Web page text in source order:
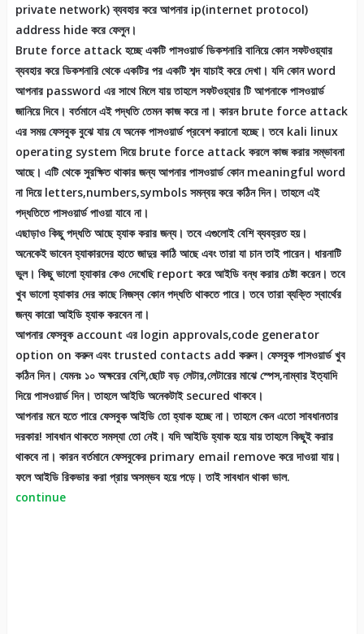
private network) ব্যবহার করে আপনার ip(internet protocol)
address hide করে ফেলুন।
Brute force attack হচ্ছে একটি পাসওয়ার্ড ডিকশনারি বানিয়ে কোন সফটওয়্যার
ব্যবহার করে ডিকশনারি থেকে একটির পর একটি শব্দ যাচাই করে দেখা। যদি কোন word
আপনার password এর সাথে মিলে যায় তাহলে সফটওয়্যার টি আপনাকে পাসওয়ার্ড
জানিয়ে দিবে। বর্তমানে এই পদ্ধতি তেমন কাজ করে না। কারন brute force attack
এর সময় ফেসবুক বুঝে যায় যে অনেক পাসওয়ার্ড প্রবেশ করানো হচ্ছে। তবে kali linux
operating system দিয়ে brute force attack করলে কাজ করার সম্ভাবনা
আছে। এটি থেকে সুরক্ষিত থাকার জন্য আপনার পাসওয়ার্ড কোন meaningful word
না দিয়ে letters,numbers,symbols সমন্বয় করে কঠিন দিন। তাহলে এই
পদ্ধতিতে পাসওয়ার্ড পাওয়া যাবে না।
এছাড়াও কিছু পদ্ধতি আছে হ্যাক করার জন্য। তবে এগুলোই বেশি ব্যবহ্রত হয়।
অনেকেই ভাবেন হ্যাকারদের হাতে জাদুর কাঠি আছে এবং তারা যা চান তাই পারেন। ধারনাটি
ভুল। কিছু ভালো হ্যাকার কেও দেখেছি report করে আইডি বন্ধ করার চেষ্টা করেন। তবে
খুব ভালো হ্যাকার দের কাছে নিজস্ব কোন পদ্ধতি থাকতে পারে। তবে তারা ব্যক্তি স্বার্থের
জন্য কারো আইডি হ্যাক করবেন না।
আপনার ফেসবুক account এর login approvals,code generator
option on করুন এবং trusted contacts add করুন। ফেসবুক পাসওয়ার্ড খুব
কঠিন দিন। যেমনঃ ১০ অক্ষরের বেশি,ছোট বড় লেটার,লেটারের মাঝে স্পেস,নাম্বার ইত্যাদি
দিয়ে পাসওয়ার্ড দিন। তাহলে আইডি অনেকটাই secured থাকবে।
আপনার মনে হতে পারে ফেসবুক আইডি তো হ্যাক হচ্ছে না। তাহলে কেন এতো সাবধানতার
দরকার! সাবধান থাকতে সমস্যা তো নেই। যদি আইডি হ্যাক হয়ে যায় তাহলে কিছুই করার
থাকবে না। কারন বর্তমানে ফেসবুকের primary email remove করে দাওয়া যায়।
ফলে আইডি রিকভার করা প্রায় অসম্ভব হয়ে পড়ে। তাই সাবধান থাকা ভাল.
continue